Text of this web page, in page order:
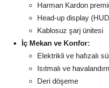
Harman Kardon
Head-up display
Kablosuz şarj ünitesi
İç Mekan ve Konfor:
Elektrikli ve hafızalı
Isıtmalı ve
Deri döşeme